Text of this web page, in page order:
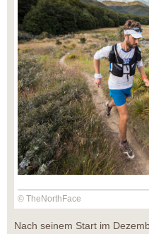
© TheNorthFace
Nach seinem Start im